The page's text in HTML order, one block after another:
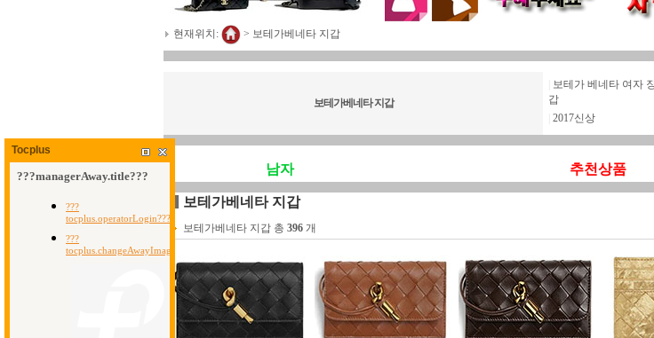
현재위치: > 보테가베네타 지갑
보테가베네타 지갑
보테가 베네타 여자
갑
2017신상
남자 추천상품
보테가베네타 지갑
보테가베네타 지갑 총 396 개
Tocplus